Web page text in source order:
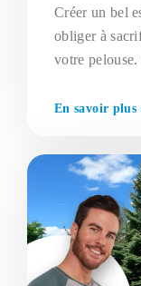
Créer un bel
obliger à
votre
En savoir plus